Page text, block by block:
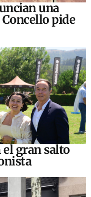
una
Concello pide
gran salto